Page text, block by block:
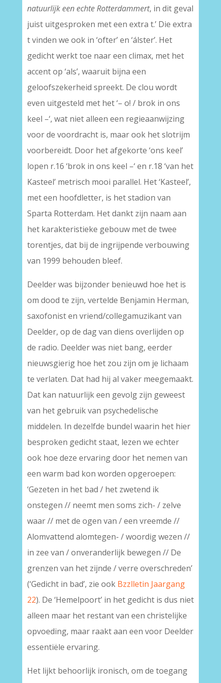
natuurlijk een echte Rotterdammert, in dit geval
juist uitgesproken met een extra t.’ Die extra
t vinden we ook in ‘ofter’ en ‘álster’. Het
gedicht werkt toe naar een climax, met het
accent op ‘als’, waaruit bijna een
geloofszekerheid spreekt. De clou wordt
even uitgesteld met het ‘– o! / brok in ons
keel –‘, wat niet alleen een regieaanwijzing
voor de voordracht is, maar ook het slotrijm
voorbereidt. Door het afgekorte ‘ons keel’
lopen r.16 ‘brok in ons keel –‘ en r.18 ‘van het
Kasteel’ metrisch mooi parallel. Het ‘Kasteel’,
met een hoofdletter, is het stadion van
Sparta Rotterdam. Het dankt zijn naam aan
het karakteristieke gebouw met de twee
torentjes, dat bij de ingrijpende verbouwing
van 1999 behouden bleef.
Deelder was bijzonder benieuwd hoe het is
om dood te zijn, vertelde Benjamin Herman,
saxofonist en vriend/collegamuzikant van
Deelder, op de dag van diens overlijden op
de radio. Deelder was niet bang, eerder
nieuwsgierig hoe het zou zijn om je lichaam
te verlaten. Dat had hij al vaker meegemaakt.
Dat kan natuurlijk een gevolg zijn geweest
van het gebruik van psychedelische
middelen. In dezelfde bundel waarin het hier
besproken gedicht staat, lezen we echter
ook hoe deze ervaring door het nemen van
een warm bad kon worden opgeroepen:
‘Gezeten in het bad / het zwetend ik
onstegen // neemt men soms zich- / zelve
waar // met de ogen van / een vreemde //
Alomvattend alomtegen- / woordig wezen //
in zee van / onveranderlijk bewegen // De
grenzen van het zijnde / verre overschreden’
(‘Gedicht in bad’, zie ook Bzzlletin Jaargang
22). De ‘Hemelpoort’ in het gedicht is dus niet
alleen maar het restant van een christelijke
opvoeding, maar raakt aan een voor Deelder
essentiële ervaring.
Het lijkt behoorlijk ironisch, om de toegang